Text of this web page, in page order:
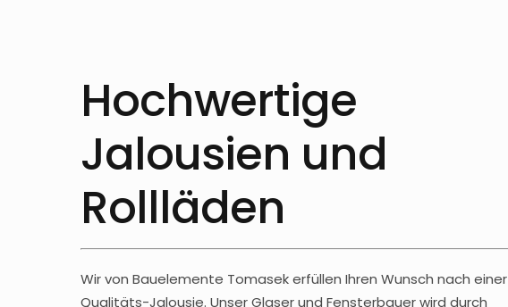
Hochwertige
Jalousien und
Rollläden
Wir von Bauelemente Tomasek erfüllen Ihren Wunsch nach einer
Qualitäts-Jalousie. Unser Glaser und Fensterbauer wird durch